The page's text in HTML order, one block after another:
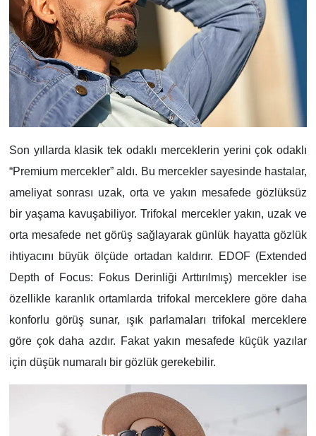
Son yıllarda klasik tek odaklı merceklerin yerini çok odaklı
“Premium mercekler” aldı. Bu mercekler sayesinde hastalar,
ameliyat sonrası uzak, orta ve yakın mesafede gözlüksüz
bir yaşama kavuşabiliyor. Trifokal mercekler yakın, uzak ve
orta mesafede net görüş sağlayarak günlük hayatta gözlük
ihtiyacını büyük ölçüde ortadan kaldırır. EDOF (Extended
Depth of Focus: Fokus Derinliği Arttırılmış) mercekler ise
özellikle karanlık ortamlarda trifokal merceklere göre daha
konforlu görüş sunar, ışık parlamaları trifokal merceklere
göre çok daha azdır. Fakat yakın mesafede küçük yazılar
için düşük numaralı bir gözlük gerekebilir.